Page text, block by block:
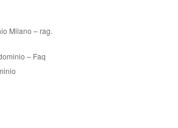
Milano – rag.
– Faq